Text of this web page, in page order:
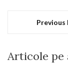
Previous
Articole pe